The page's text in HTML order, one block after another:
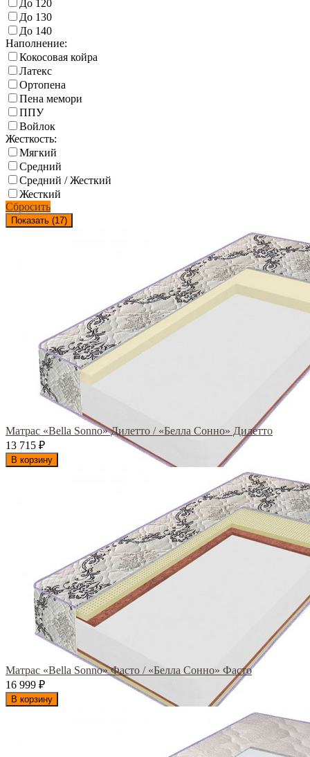
До 120
До 130
До 140
Наполнение:
Кокосовая койра
Латекс
Ортопена
Пена мемори
ППУ
Войлок
Жесткость:
Мягкий
Средний
Средний / Жесткий
Жесткий
Сбросить
Показать (17)
Матрас «Bella Sonno» Дилетто / «Белла Сонно» Дилетто
13 715 ₽
В корзину
Матрас «Bella Sonno» Фасто / «Белла Сонно» Фасто
16 999 ₽
В корзину